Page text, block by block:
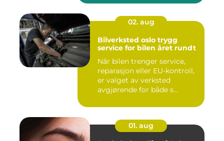
02. aug
Bilverksted oslo trygg
service for bilen året rundt
Når bilen trenger service,
reparasjon eller EU-kontroll,
er valget av verksted
avgjørende for både s...
01. aug